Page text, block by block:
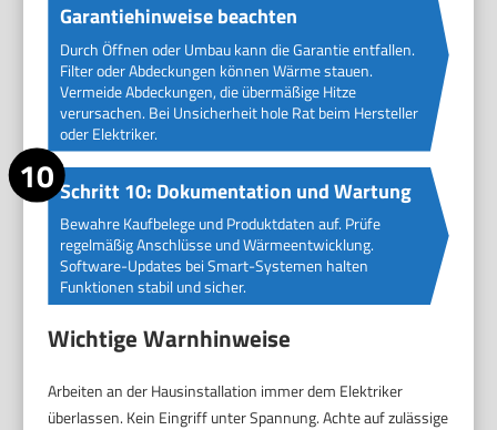
Garantiehinweise beachten
Durch Öffnen oder Umbau kann die Garantie entfallen.
Filter oder Abdeckungen können Wärme stauen.
Vermeide Abdeckungen, die übermäßige Hitze
verursachen. Bei Unsicherheit hole Rat beim Hersteller
oder Elektriker.
Schritt 10: Dokumentation und Wartung
Bewahre Kaufbelege und Produktdaten auf. Prüfe
regelmäßig Anschlüsse und Wärmeentwicklung.
Software-Updates bei Smart-Systemen halten
Funktionen stabil und sicher.
Wichtige Warnhinweise
Arbeiten an der Hausinstallation immer dem Elektriker
überlassen. Kein Eingriff unter Spannung. Achte auf zulässige